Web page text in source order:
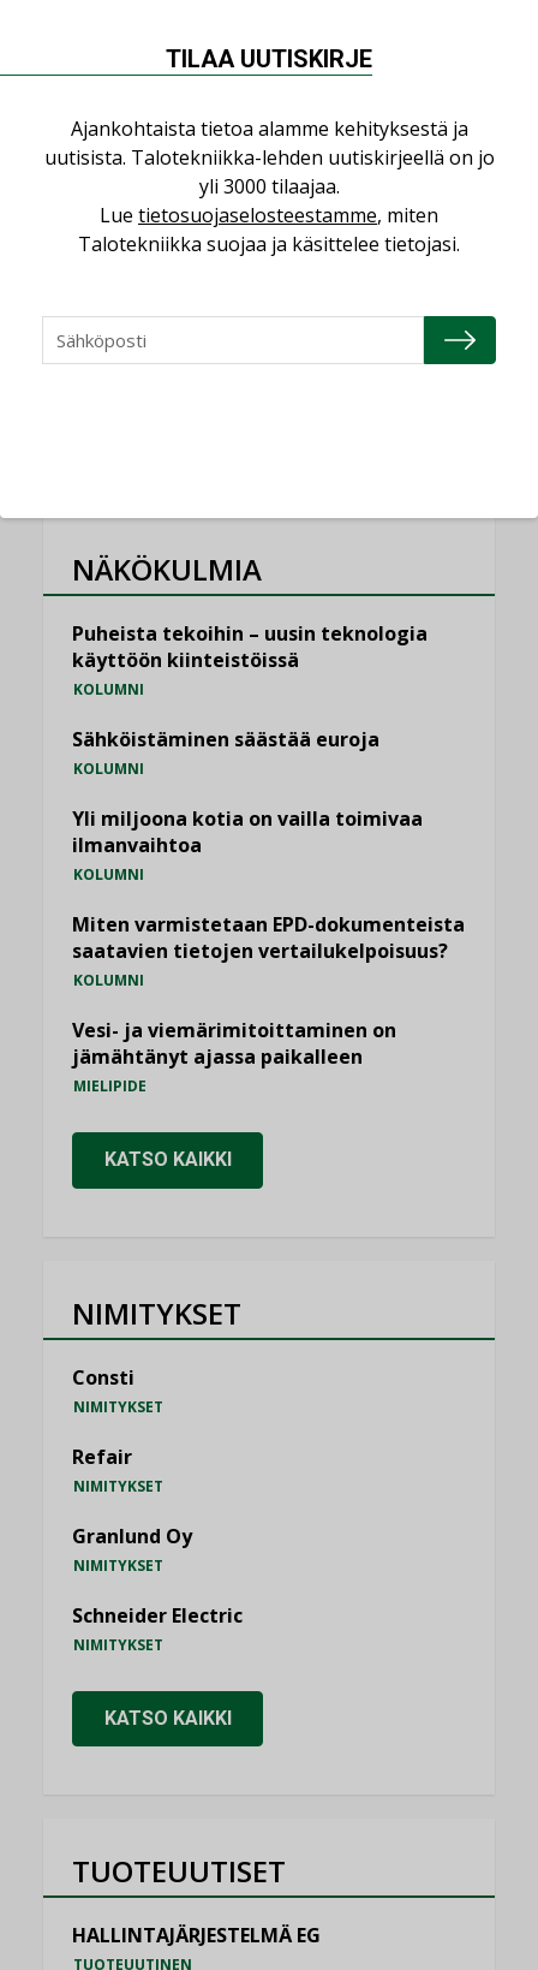
Kolumni: Ilmastonmuutos muuttaa
KOLUMNI,LEHDEN ARTIKKELIT,TILAAJILLE
Bravida sai LVI-urakoita koulujen
perusparannushankkeissa
AJANKOHTAISTA, TILAAJILLE
vakiinnuttavat asemansa taloyhtiöissä
LEHDEN ARTIKKELIT
NÄKÖKULMIA
Puheista tekoihin – uusin teknologia
käyttöön kiinteistöissä
KOLUMNI
Sähköistäminen säästää euroja
KOLUMNI
Yli miljoona kotia on vailla toimivaa
ilmanvaihtoa
KOLUMNI
Miten varmistetaan EPD-dokumenteista
saatavien tietojen vertailukelpoisuus?
KOLUMNI
Vesi- ja viemärimitoittaminen on
jämähtänyt ajassa paikalleen
MIELIPIDE
KATSO KAIKKI
NIMITYKSET
Consti
NIMITYKSET
Refair
NIMITYKSET
Granlund Oy
NIMITYKSET
Schneider Electric
NIMITYKSET
KATSO KAIKKI
TUOTEUUTISET
HALLINTAJÄRJESTELMÄ EG
TUOTEUUTINEN
TILAA UUTISKIRJE
Ajankohtaista tietoa alamme kehityksestä ja
uutisista. Talotekniikka-lehden uutiskirjeellä on jo
yli 3000 tilaajaa.
Lue tietosuojaselosteestamme, miten
Talotekniikka suojaa ja käsittelee tietojasi.